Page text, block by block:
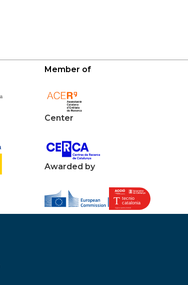
Member of
Center
Awarded by